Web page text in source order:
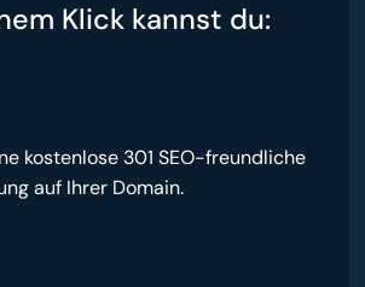
Klick kannst du:
kostenlose 301 SEO-freundliche
auf Ihrer Domain.